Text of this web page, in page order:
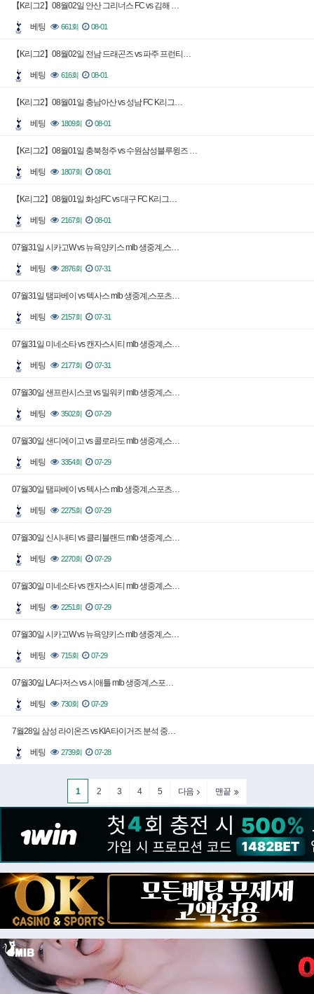
【K리그2】08월02일 안산 그리너스 FC vs 김해 …
베팅 661회 08-01
【K리그2】08월02일 전남 드래곤즈 vs 파주 프런티…
베팅 616회 08-01
【K리그2】08월01일 충남아산 vs 성남 FC K리그…
베팅 1809회 08-01
【K리그2】08월01일 충북청주 vs 수원삼성블루윙즈 …
베팅 1807회 08-01
【K리그2】08월01일 화성FC vs 대구 FC K리그…
베팅 2167회 08-01
07월31일 시카고W vs 뉴욕양키스 mlb 생중계,스…
베팅 2876회 07-31
07월31일 탬파베이 vs 텍사스 mlb 생중계,스포츠…
베팅 2157회 07-31
07월31일 미네소타 vs 캔자스시티 mlb 생중계,스…
베팅 2177회 07-31
07월30일 샌프란시스코 vs 밀워키 mlb 생중계,스…
베팅 3502회 07-29
07월30일 샌디에이고 vs 콜로라도 mlb 생중계,스…
베팅 3354회 07-29
07월30일 탬파베이 vs 텍사스 mlb 생중계,스포츠…
베팅 2275회 07-29
07월30일 신시내티 vs 클리블랜드 mlb 생중계,스…
베팅 2270회 07-29
07월30일 미네소타 vs 캔자스시티 mlb 생중계,스…
베팅 2251회 07-29
07월30일 시카고W vs 뉴욕양키스 mlb 생중계,스…
베팅 715회 07-29
07월30일 LA다저스 vs 시애틀 mlb 생중계,스포…
베팅 730회 07-29
7월28일 삼성 라이온즈 vs KIA 타이거즈 분석 중…
베팅 2739회 07-28
1 2 3 4 5 다음 맨끝